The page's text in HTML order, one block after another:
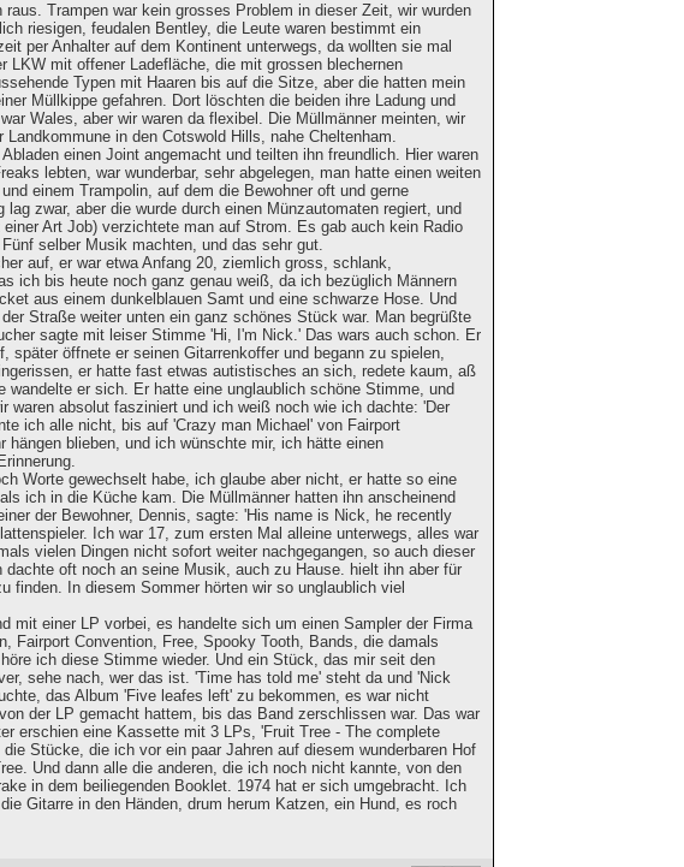
Trampen war kein grosses Problem in dieser Zeit, wir wurden
riesigen, feudalen Bentley, die Leute waren bestimmt ein
per Anhalter auf dem Kontinent unterwegs, da wollten sie mal
LKW mit offener Ladefläche, die mit grossen blechernen
Typen mit Haaren bis auf die Sitze, aber die hatten mein
Müllkippe gefahren. Dort löschten die beiden ihre Ladung und
Wales, aber wir waren da flexibel. Die Müllmänner meinten, wir
in den Cotswold Hills, nahe Cheltenham.
einen Joint angemacht und teilten ihn freundlich. Hier waren
lebten, war wunderbar, sehr abgelegen, man hatte einen weiten
einem Trampolin, auf dem die Bewohner oft und gerne
zwar, aber die wurde durch einen Münzautomaten regiert, und
Art Job) verzichtete man auf Strom. Es gab auch kein Radio
selber Musik machten, und das sehr gut.
auf, er war etwa Anfang 20, ziemlich gross, schlank,
ich bis heute noch ganz genau weiß, da ich bezüglich Männern
aus einem dunkelblauen Samt und eine schwarze Hose. Und
Straße weiter unten ein ganz schönes Stück war. Man begrüßte
sagte mit leiser Stimme 'Hi, I'm Nick.' Das wars auch schon. Er
öffnete er seinen Gitarrenkoffer und begann zu spielen,
er hatte fast etwas autistisches an sich, redete kaum, aß
er sich. Er hatte eine unglaublich schöne Stimme, und
absolut fasziniert und ich weiß noch wie ich dachte: 'Der
ich alle nicht, bis auf 'Crazy man Michael' von Fairport
blieben, und ich wünschte mir, ich hätte einen
Worte gewechselt habe, ich glaube aber nicht, er hatte so eine
ich in die Küche kam. Die Müllmänner hatten ihn anscheinend
der Bewohner, Dennis, sagte: 'His name is Nick, he recently
Ich war 17, zum ersten Mal alleine unterwegs, alles war
vielen Dingen nicht sofort weiter nachgegangen, so auch dieser
oft noch an seine Musik, auch zu Hause. hielt ihn aber für
finden. In diesem Sommer hörten wir so unglaublich viel
mit einer LP vorbei, es handelte sich um einen Sampler der Firma
Fairport Convention, Free, Spooky Tooth, Bands, die damals
ich diese Stimme wieder. Und ein Stück, das mir seit den
sehe nach, wer das ist. 'Time has told me' steht da und 'Nick
das Album 'Five leafes left' zu bekommen, es war nicht
der LP gemacht hattem, bis das Band zerschlissen war. Das war
erschien eine Kassette mit 3 LPs, 'Fruit Tree - The complete
Stücke, die ich vor ein paar Jahren auf diesem wunderbaren Hof
Und dann alle die anderen, die ich noch nicht kannte, von den
in dem beiliegenden Booklet. 1974 hat er sich umgebracht. Ich
Gitarre in den Händen, drum herum Katzen, ein Hund, es roch